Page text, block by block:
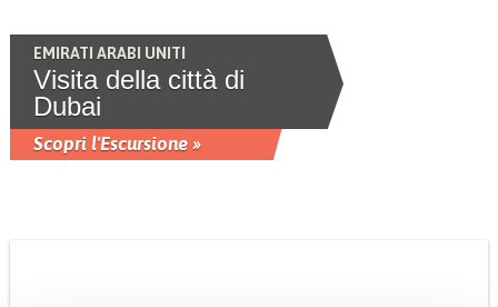
EMIRATI ARABI UNITI
Visita della città di
Dubai
Scopri l'Escursione »